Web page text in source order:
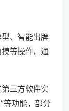
、智能出牌
等操作，通
三方软件实
等功能，部分